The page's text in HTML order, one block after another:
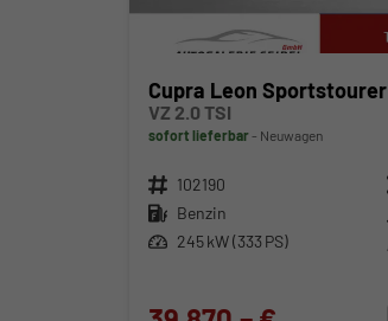
Cupra Leon Sportstourer
VZ 2.0 TSI
sofort lieferbar Neuwagen
Fahrzeugnr. 102190
Kraftstoff Benzin
Leistung 245 kW (333 PS)